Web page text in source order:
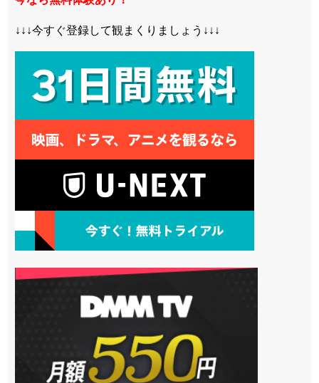
↓↓↓今すぐ登録して観まくりましょう↓↓↓